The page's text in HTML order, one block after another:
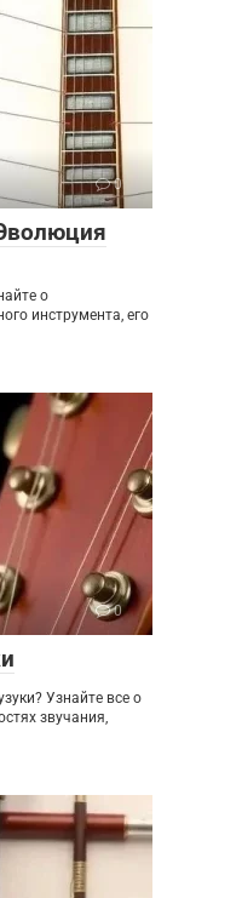
0
о
инструмента, его
0
Узнайте все о
звучания,